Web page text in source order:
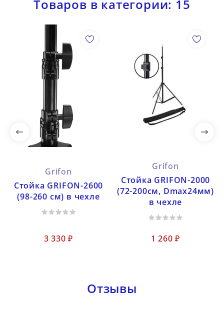
Товаров в категории: 15
Grifon
Cтойка GRIFON-2600
(98-260 см) в чехле
3 330 ₽
Grifon
Cтойка GRIFON-2000
(72-200см, Dmax24мм)
в чехле
1 260 ₽
Отзывы